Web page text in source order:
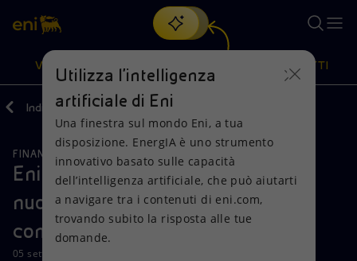
Cerca
scopri EnergIA, la nostra nuova soluzione di intelligenza
artificiale.
VISIONE
Visione
Mission e valori
Persone e Partnership
Azioni
Diversificazione energetica
Tecnologie per la transizione
PRODOTTI
Prodotti
Casa
Imprese
Indietro Media Comunicati Stampa
FINANZA, STRATEGIA E REPORT
Eni: anticipata la costituzione della
nuova struttura dedicata alla
compliance
05 settembre 2016 - 19:42 CEST
Utilizza l'intelligenza
artificiale di Eni
Una finestra sul mondo Eni, a tua
disposizione. EnergIA è uno strumento
innovativo basato sulle capacità
dell’intelligenza artificiale, che può aiutarti
a navigare tra i contenuti di eni.com,
trovando subito la risposta alle tue
domande.